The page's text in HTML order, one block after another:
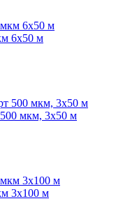
6х50 м
мкм, 3x50 м
3х100 м